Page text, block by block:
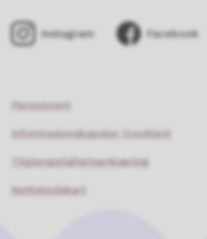
Instagram Facebook
Personvern
Informasjonskapsler (cookies)
Tilgjengelighetserklæring
Nettstedskart